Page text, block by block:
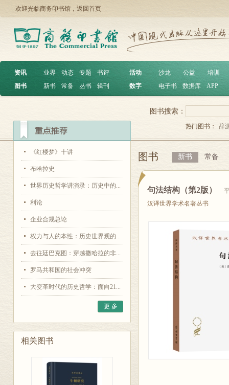
欢迎光临商务印书馆， 返回首页
资讯 ︱ 业界 动态 专题
书评
图书
︱ 新书 常备 丛书 辑刊
活动 沙龙 公益
培训
数字
电子书 数据库 APP
《红楼梦》十讲
布哈拉史
世界历史哲学讲演录：历史中的...
利论
企业合规总论
权力与人的本性：历史世界观的...
去往廷巴克图：穿越撒哈拉的非...
罗马共和国的社会冲突
大变革时代的历史哲学：面向21...
更 多
相关图书
图书搜索：
热门图书： 辞
图书 新书 常备
句法结构（第2版）
汉译世界学术名著丛书